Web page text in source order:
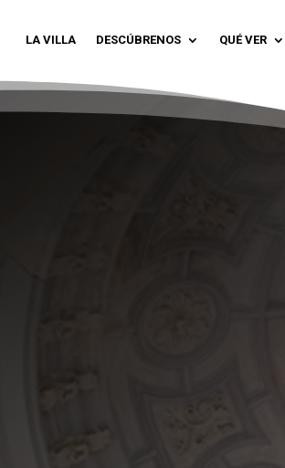
LA VILLA DESCÚBRENOS QUÉ VER